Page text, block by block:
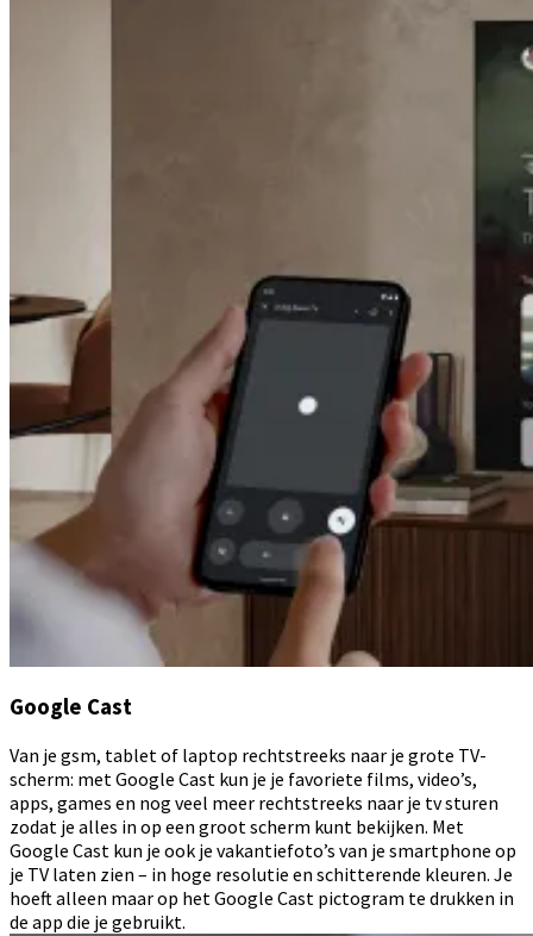
Google Cast
Van je gsm, tablet of laptop rechtstreeks naar je grote TV-
scherm: met Google Cast kun je je favoriete films, video’s,
apps, games en nog veel meer rechtstreeks naar je tv sturen
zodat je alles in op een groot scherm kunt bekijken. Met
Google Cast kun je ook je vakantiefoto’s van je smartphone op
je TV laten zien – in hoge resolutie en schitterende kleuren. Je
hoeft alleen maar op het Google Cast pictogram te drukken in
de app die je gebruikt.